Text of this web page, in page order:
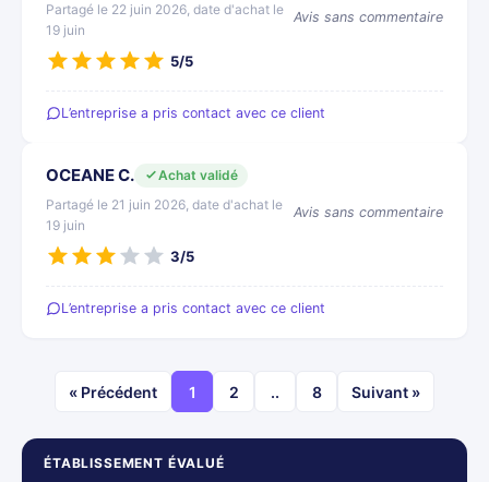
ÉTABLISSEMENT ÉVALUÉ
Partagé le 22 juin 2026, date d'achat le
19 juin
Avis sans commentaire
5/5
L’entreprise a pris contact avec ce client
OCEANE C.
Achat validé
Partagé le 21 juin 2026, date d'achat le
19 juin
Avis sans commentaire
3/5
L’entreprise a pris contact avec ce client
« Précédent 1 2 .. 8 Suivant »